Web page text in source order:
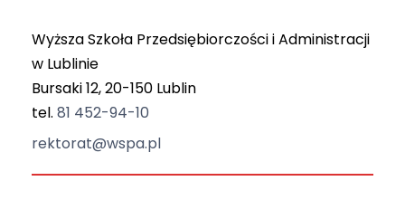
Wyższa Szkoła Przedsiębiorczości i Administracji
w Lublinie
Bursaki 12, 20-150 Lublin
tel. 81 452-94-10
rektorat@wspa.pl